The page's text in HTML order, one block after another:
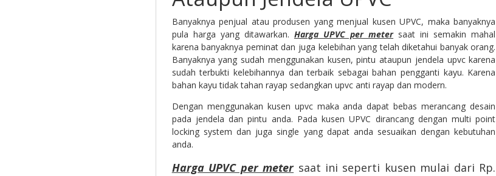
Banyaknya penjual atau produsen yang menjual kusen UPVC, maka banyaknya
pula harga yang ditawarkan. Harga UPVC per metersaat ini semakin mahal
karena banyaknya peminat dan juga kelebihan yang telah diketahui banyak orang.
Banyaknya yang sudah menggunakan kusen, pintu ataupun jendela upvc karena
sudah terbukti kelebihannya dan terbaik sebagai bahan pengganti kayu. Karena
bahan kayu tidak tahan rayap sedangkan upvc anti rayap dan modern.
Dengan menggunakan kusen upvc maka anda dapat bebas merancang desain
pada jendela dan pintu anda. Pada kusen UPVC dirancang dengan multi point
locking system dan juga single yang dapat anda sesuaikan dengan kebutuhan
anda.
Harga UPVC per meter saat ini seperti kusen mulai dari Rp.